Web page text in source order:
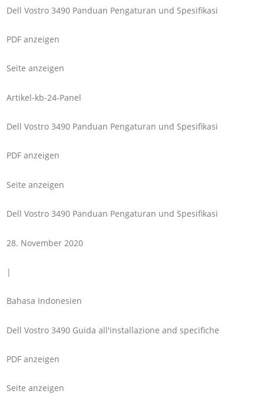
Dell Vostro 3490 Panduan Pengaturan und Spesifikasi
PDF anzeigen
Seite anzeigen
Artikel-kb-24-Panel
Dell Vostro 3490 Panduan Pengaturan und Spesifikasi
PDF anzeigen
Seite anzeigen
Dell Vostro 3490 Panduan Pengaturan und Spesifikasi
28. November 2020
|
Bahasa Indonesien
Dell Vostro 3490 Guida all'installazione and specifiche
PDF anzeigen
Seite anzeigen